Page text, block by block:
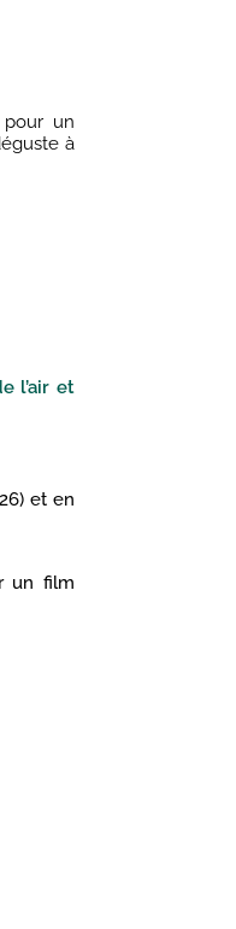
un
à
l’air et
et en
un film